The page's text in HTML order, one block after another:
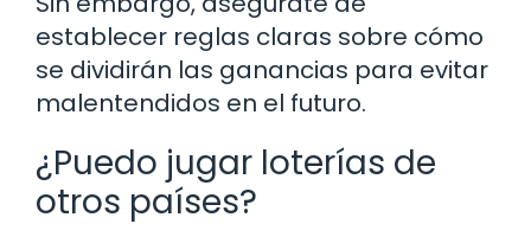
establecer reglas claras sobre cómo
se dividirán las ganancias para evitar
malentendidos en el futuro.
¿Puedo jugar loterías de
otros países?